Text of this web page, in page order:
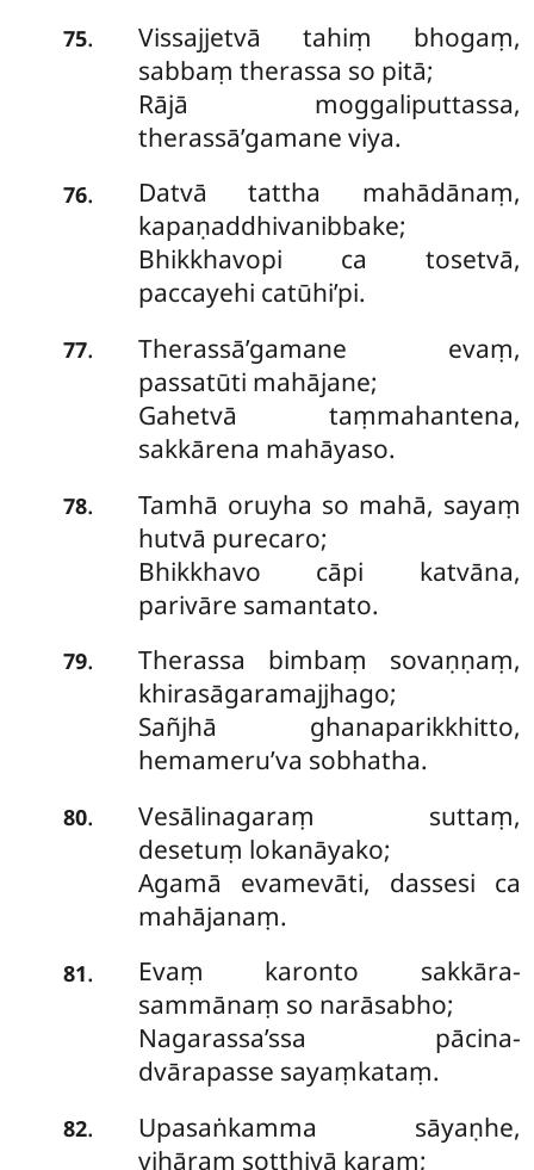
75. Vissajjetvā tahiṃ bhogaṃ,
sabbaṃ therassa so pitā;
Rājā moggaliputtassa,
therassā’gamane viya.
76.
Datvā tattha mahādānaṃ,
kapaṇaddhivanibbake;
Bhikkhavopi ca tosetvā,
paccayehi catūhi’pi.
77.
Therassā’gamane evaṃ,
passatūti mahājane;
Gahetvā taṃmahantena,
sakkārena mahāyaso.
78.
Tamhā oruyha so mahā, sayaṃ
hutvā purecaro;
Bhikkhavo cāpi katvāna,
parivāre samantato.
79.
Therassa bimbaṃ sovaṇṇaṃ,
khirasāgaramajjhago;
Sañjhā ghanaparikkhitto,
hemameru’va sobhatha.
80.
Vesālinagaraṃ suttaṃ,
desetuṃ lokanāyako;
Agamā evamevāti, dassesi ca
mahājanaṃ.
81.
Evaṃ karonto sakkāra-
sammānaṃ so narāsabho;
Nagarassa’ssa pācina-
dvārapasse sayaṃkataṃ.
82.
Upasaṅkamma sāyaṇhe,
vihāraṃ sotthiyā karaṃ;